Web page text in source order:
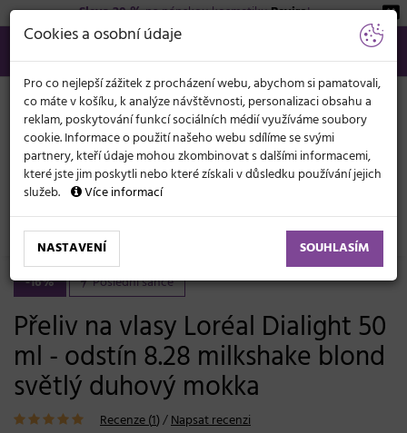
Sleva 20 %na pánskou kosmetikuBeviro!
566 440 099
info@svetkadernictvi.cz
Po−pá: 8−17
Vše o nákupu Kč
KATEGORIE
MENU
Vlasová kosmetika Barvy, melíry, přelivy
Přelivy
Dia Light 60 ml, 50 ml
-16% Poslední šance
Přeliv na vlasy Loréal Dialight 50
ml - odstín 8.28 milkshake blond
světlý duhový mokka
Recenze (1)/Napsat recenzi
Cookies a osobní údaje
Pro co nejlepší zážitek z procházení webu, abychom si pamatovali,
co máte v košíku, k analýze návštěvnosti, personalizaci obsahu a
reklam, poskytování funkcí sociálních médií využíváme soubory
cookie. Informace o použití našeho webu sdílíme se svými
partnery, kteří údaje mohou zkombinovat s dalšími informacemi,
které jste jim poskytli nebo které získali v důsledku používání jejich
služeb.
Více informací
NASTAVENÍ SOUHLASÍM